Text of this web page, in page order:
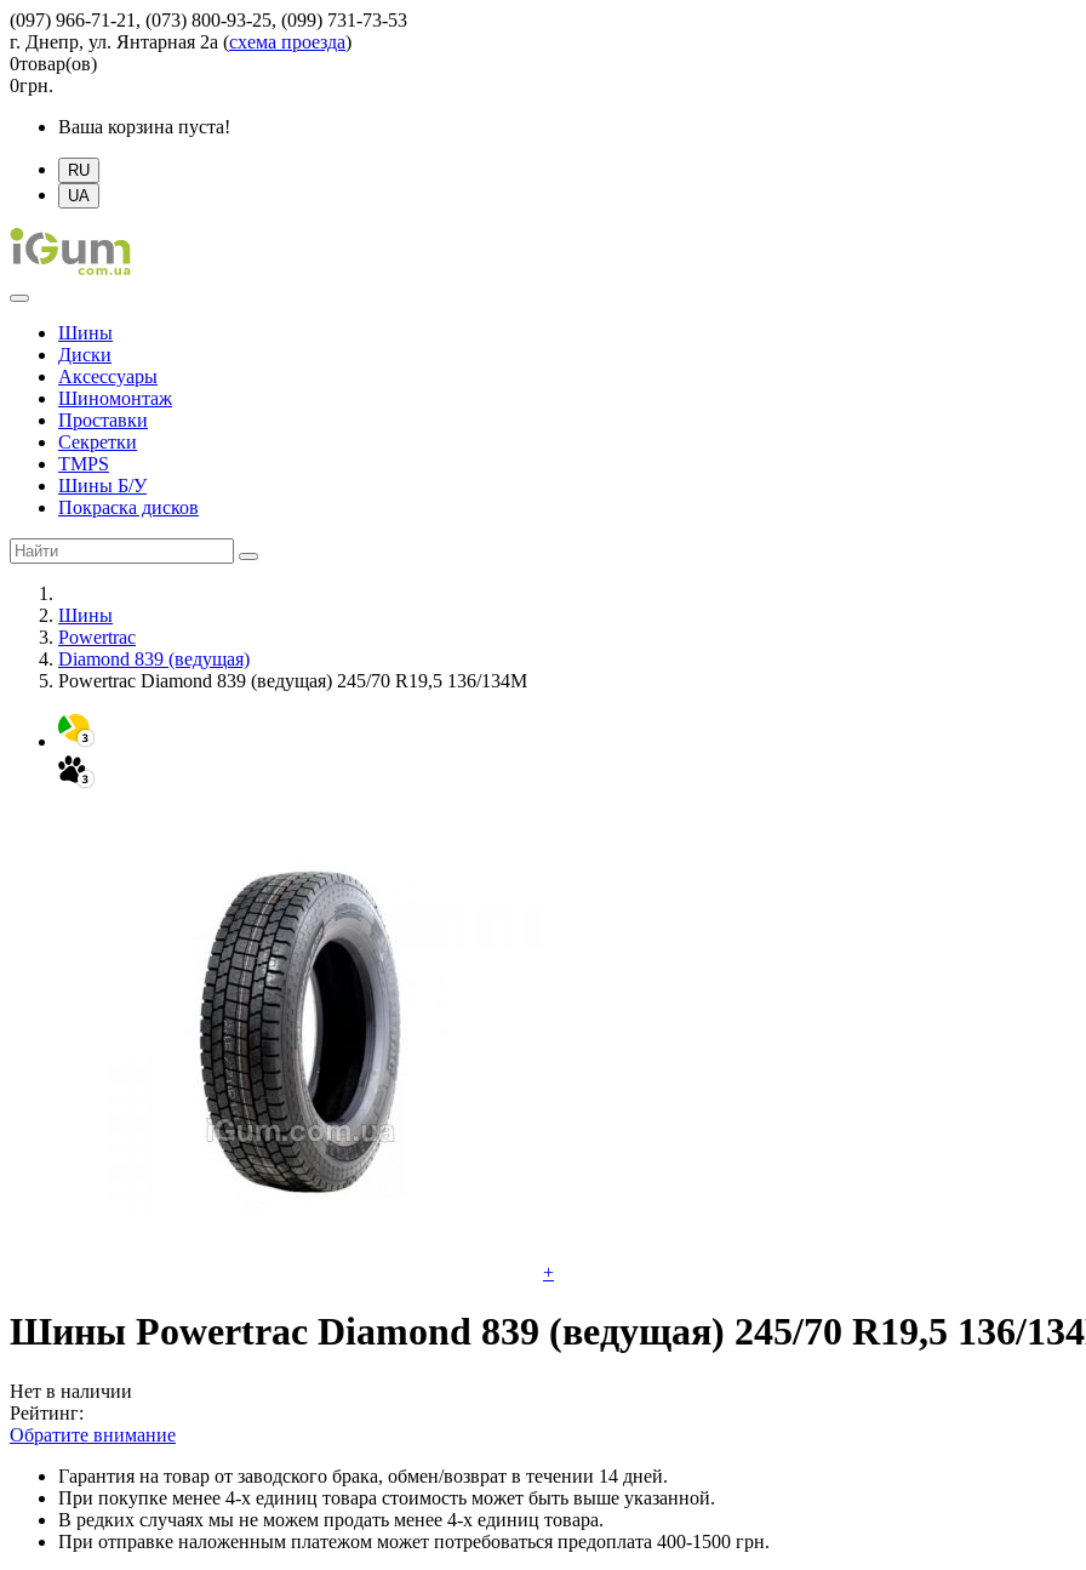
(097) 966-71-21, (073) 800-93-25, (099) 731-73-53
г. Днепр, ул. Янтарная 2а (схема проезда)
0товар(ов)
0грн.
Ваша корзина пуста!
RU
UA
Шины
Диски
Аксессуары
Шиномонтаж
Проставки
Секретки
TMPS
Шины Б/У
Покраска дисков
Шины
Powertrac
Diamond 839 (ведущая)
Powertrac Diamond 839 (ведущая) 245/70 R19,5 136/134M
+
Шины Powertrac Diamond 839 (ведущая) 245/70 R19,5 136/
Нет в наличии
Рейтинг:
Обратите внимание
Гарантия на товар от заводского брака, обмен/возврат в течении 14 дней.
При покупке менее 4-х единиц товара стоимость может быть выше указанной.
В редких случаях мы не можем продать менее 4-х единиц товара.
При отправке наложенным платежом может потребоваться предоплата 400-1500 грн.